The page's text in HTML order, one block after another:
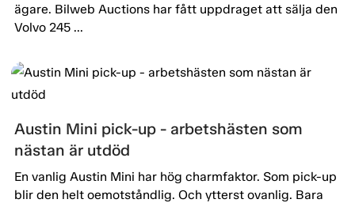
ägare. Bilweb Auctions har fått uppdraget att sälja den
Volvo 245 ...
Austin Mini pick-up - arbetshästen som
nästan är utdöd
En vanlig Austin Mini har hög charmfaktor. Som pick-up
blir den helt oemotståndlig. Och ytterst ovanlig. Bara